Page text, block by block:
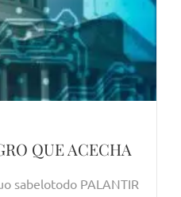
QUE ACECHA
sabelotodo PALANTIR